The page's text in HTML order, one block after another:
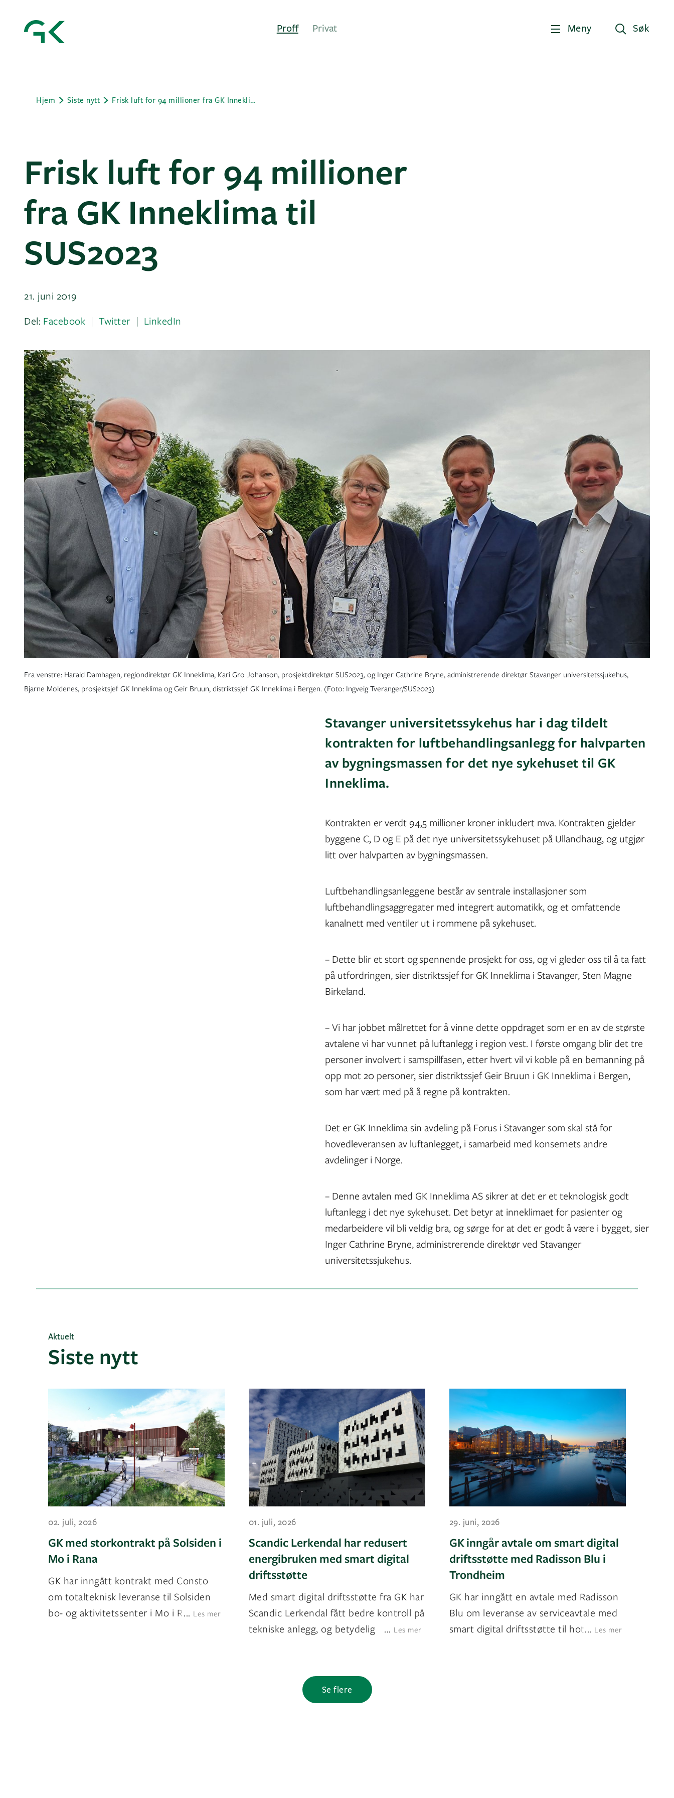
Proff Privat Meny Søk
Hjem Siste nytt Frisk luft for 94 millioner fra GK Inneklima til SUS2023
Frisk luft for 94 millioner
fra GK Inneklima til
SUS2023
21. juni 2019
Del: Facebook Twitter LinkedIn
Fra venstre: Harald Damhagen, regiondirektør GK Inneklima, Kari Gro Johanson, prosjektdirektør SUS2023, og Inger Cathrine Bryne, administrerende direktør Stavanger universitetssjukehus,
Bjarne Moldenes, prosjektsjef GK Inneklima og Geir Bruun, distriktssjef GK Inneklima i Bergen. (Foto: Ingveig Tveranger/SUS2023)
Stavanger universitetssykehus har i dag tildelt
kontrakten for luftbehandlingsanlegg for halvparten
av bygningsmassen for det nye sykehuset til GK
Inneklima.
Kontrakten er verdt 94,5 millioner kroner inkludert mva. Kontrakten gjelder
byggene C, D og E på det nye universitetssykehuset på Ullandhaug, og utgjør
litt over halvparten av bygningsmassen.
Luftbehandlingsanleggene består av sentrale installasjoner som
luftbehandlingsaggregater med integrert automatikk, og et omfattende
kanalnett med ventiler ut i rommene på sykehuset.
– Dette blir et stort og spennende prosjekt for oss, og vi gleder oss til å ta fatt
på utfordringen, sier distriktssjef for GK Inneklima i Stavanger, Sten Magne
Birkeland.
– Vi har jobbet målrettet for å vinne dette oppdraget som er en av de største
avtalene vi har vunnet på luftanlegg i region vest. I første omgang blir det tre
personer involvert i samspillfasen, etter hvert vil vi koble på en bemanning på
opp mot 20 personer, sier distriktssjef Geir Bruun i GK Inneklima i Bergen,
som har vært med på å regne på kontrakten.
Det er GK Inneklima sin avdeling på Forus i Stavanger som skal stå for
hovedleveransen av luftanlegget, i samarbeid med konsernets andre
avdelinger i Norge.
– Denne avtalen med GK Inneklima AS sikrer at det er et teknologisk godt
luftanlegg i det nye sykehuset. Det betyr at inneklimaet for pasienter og
medarbeidere vil bli veldig bra, og sørge for at det er godt å være i bygget, sier
Inger Cathrine Bryne, administrerende direktør ved Stavanger
universitetssjukehus.
Aktuelt
Siste nytt
02. juli, 2026
GK med storkontrakt på Solsiden i
Mo i Rana
GK har inngått kontrakt med Consto
om totalteknisk leveranse til Solsiden
bo- og aktivitetssenter i Mo i Rana
... Les mer
01. juli, 2026
Scandic Lerkendal har redusert
energibruken med smart digital
driftsstøtte
Med smart digital driftsstøtte fra GK har
Scandic Lerkendal fått bedre kontroll på
tekniske anlegg, og betydelig
... Les mer
29. juni, 2026
GK inngår avtale om smart digital
driftsstøtte med Radisson Blu i
Trondheim
GK har inngått en avtale med Radisson
Blu om leveranse av serviceavtale med
smart digital driftsstøtte til hotellen
... Les mer
Se flere